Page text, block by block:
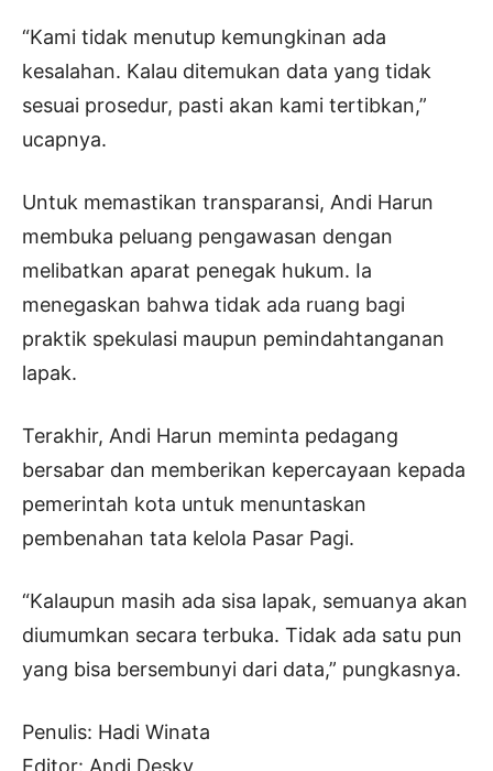
“Kami tidak menutup kemungkinan ada
kesalahan. Kalau ditemukan data yang tidak
sesuai prosedur, pasti akan kami tertibkan,”
ucapnya.
Untuk memastikan transparansi, Andi Harun
membuka peluang pengawasan dengan
melibatkan aparat penegak hukum. Ia
menegaskan bahwa tidak ada ruang bagi
praktik spekulasi maupun pemindahtanganan
lapak.
Terakhir, Andi Harun meminta pedagang
bersabar dan memberikan kepercayaan kepada
pemerintah kota untuk menuntaskan
pembenahan tata kelola Pasar Pagi.
“Kalaupun masih ada sisa lapak, semuanya akan
diumumkan secara terbuka. Tidak ada satu pun
yang bisa bersembunyi dari data,” pungkasnya.
Penulis: Hadi Winata
Editor: Andi Desky